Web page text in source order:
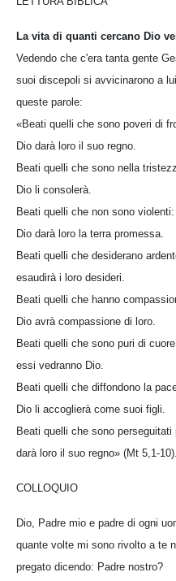
La vita di quanti cercano Dio
Vedendo che c'era tanta gente
suoi discepoli si avvicinarono a
queste parole:
«Beati quelli che sono poveri di
Dio darà loro il suo regno.
Beati quelli che sono nella
Dio li consolerà.
Beati quelli che non sono violenti:
Dio darà loro la terra promessa.
Beati quelli che desiderano
esaudirà i loro desideri.
Beati quelli che hanno
Dio avrà compassione di loro.
Beati quelli che sono puri di
essi vedranno Dio.
Beati quelli che diffondono la
Dio li accoglierà come suoi figli.
Beati quelli che sono
darà loro il suo regno» (Mt 5,1-10).
COLLOQUIO
Dio, Padre mio e padre di ogni
quante volte mi sono rivolto a te
pregato dicendo: Padre nostro?